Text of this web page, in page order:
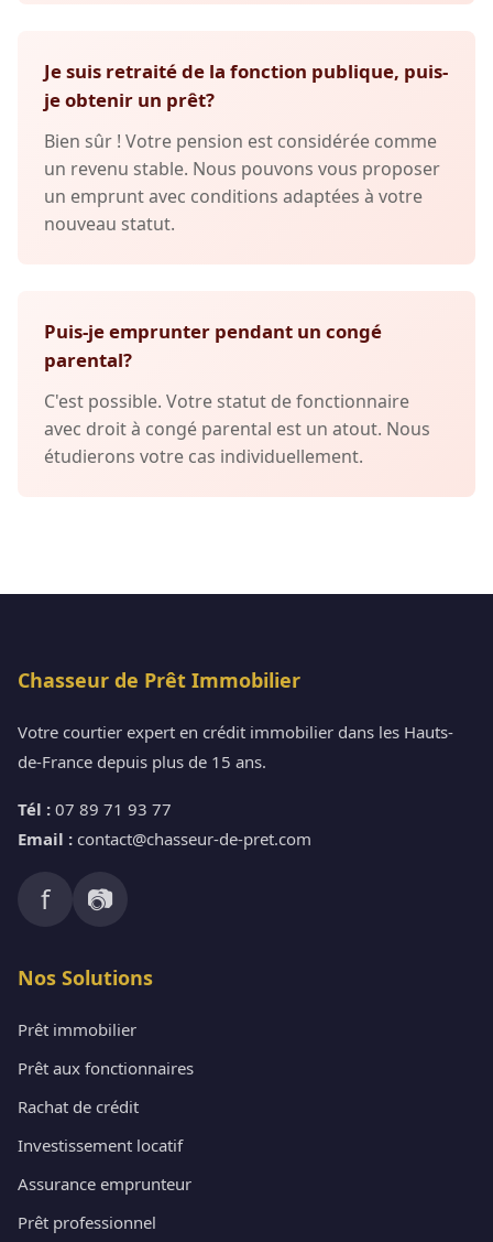
Je suis retraité de la fonction publique, puis-
je obtenir un prêt?
Bien sûr ! Votre pension est considérée comme
un revenu stable. Nous pouvons vous proposer
un emprunt avec conditions adaptées à votre
nouveau statut.
Puis-je emprunter pendant un congé
parental?
C'est possible. Votre statut de fonctionnaire
avec droit à congé parental est un atout. Nous
étudierons votre cas individuellement.
Chasseur de Prêt Immobilier
Votre courtier expert en crédit immobilier dans les Hauts-
de-France depuis plus de 15 ans.
Tél : 07 89 71 93 77
Email : contact@chasseur-de-pret.com
f 📷
Nos Solutions
Prêt immobilier
Prêt aux fonctionnaires
Rachat de crédit
Investissement locatif
Assurance emprunteur
Prêt professionnel